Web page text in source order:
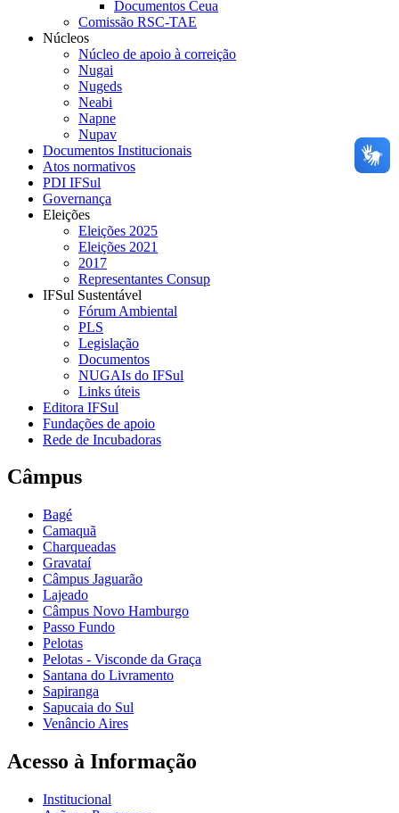
Documentos Ceua
Comissão RSC-TAE
Núcleos
Núcleo de apoio à correição
Nugai
Nugeds
Neabi
Napne
Nupav
Documentos Institucionais
Atos normativos
PDI IFSul
Governança
Eleições
Eleições 2025
Eleições 2021
2017
Representantes Consup
IFSul Sustentável
Fórum Ambiental
PLS
Legislação
Documentos
NUGAIs do IFSul
Links úteis
Editora IFSul
Fundações de apoio
Rede de Incubadoras
Câmpus
Bagé
Camaquã
Charqueadas
Gravataí
Câmpus Jaguarão
Lajeado
Câmpus Novo Hamburgo
Passo Fundo
Pelotas
Pelotas - Visconde da Graça
Santana do Livramento
Sapiranga
Sapucaia do Sul
Venâncio Aires
Acesso à Informação
Institucional